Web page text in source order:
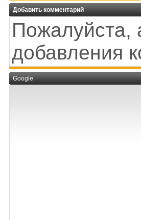
Добавить комментарий
Пожалуйста,
добавления
Google